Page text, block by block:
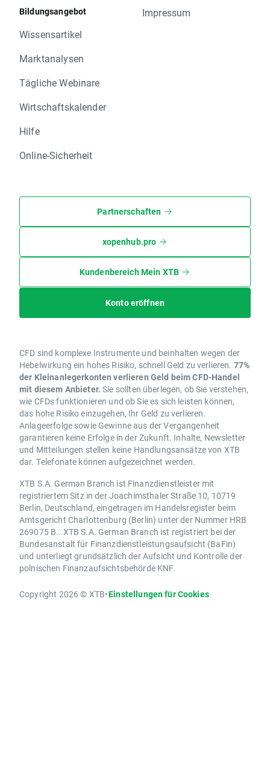
Bildungsangebot
Wissensartikel
Marktanalysen
Tägliche Webinare
Wirtschaftskalender
Hilfe
Online-Sicherheit
Impressum
Partnerschaften
xopenhub.pro
Kundenbereich Mein XTB
Konto eröffnen
CFD sind komplexe Instrumente und beinhalten wegen der
Hebelwirkung ein hohes Risiko, schnell Geld zu verlieren. 77%
der Kleinanlegerkonten verlieren Geld beim CFD-Handel
mit diesem Anbieter. Sie sollten überlegen, ob Sie verstehen,
wie CFDs funktionieren und ob Sie es sich leisten können,
das hohe Risiko einzugehen, Ihr Geld zu verlieren.
Anlageerfolge sowie Gewinne aus der Vergangenheit
garantieren keine Erfolge in der Zukunft. Inhalte, Newsletter
und Mitteilungen stellen keine Handlungsansätze von XTB
dar. Telefonate können aufgezeichnet werden.
XTB S.A. German Branch ist Finanzdienstleister mit
registriertem Sitz in der Joachimsthaler Straße 10, 10719
Berlin, Deutschland, eingetragen im Handelsregister beim
Amtsgericht Charlottenburg (Berlin) unter der Nummer HRB
269075 B.. XTB S.A. German Branch ist registriert bei der
Bundesanstalt für Finanzdienstleistungsaufsicht (BaFin)
und unterliegt grundsätzlich der Aufsicht und Kontrolle der
polnischen Finanzaufsichtsbehörde KNF.
Copyright 2026 © XTB•Einstellungen für Cookies